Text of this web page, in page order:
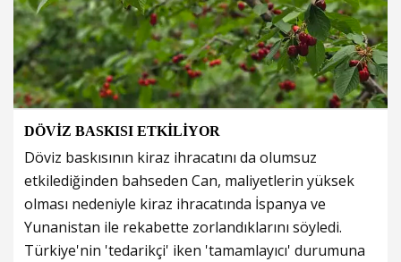
DÖVİZ BASKISI ETKİLİYOR
Döviz baskısının kiraz ihracatını da olumsuz
etkilediğinden bahseden Can, maliyetlerin yüksek
olması nedeniyle kiraz ihracatında İspanya ve
Yunanistan ile rekabette zorlandıklarını söyledi.
Türkiye'nin 'tedarikçi' iken 'tamamlayıcı' durumuna